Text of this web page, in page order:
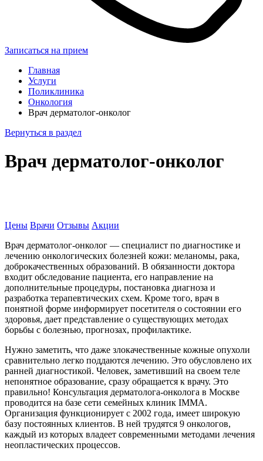
Записаться на прием
Главная
Услуги
Поликлиника
Онкология
Врач дерматолог-онколог
Вернуться в раздел
Врач дерматолог-онколог
Цены Врачи Отзывы Акции
Врач дерматолог-онколог — специалист по диагностике и
лечению онкологических болезней кожи: меланомы, рака,
доброкачественных образований. В обязанности доктора
входит обследование пациента, его направление на
дополнительные процедуры, постановка диагноза и
разработка терапевтических схем. Кроме того, врач в
понятной форме информирует посетителя о состоянии его
здоровья, дает представление о существующих методах
борьбы с болезнью, прогнозах, профилактике.
Нужно заметить, что даже злокачественные кожные опухоли
сравнительно легко поддаются лечению. Это обусловлено их
ранней диагностикой. Человек, заметивший на своем теле
непонятное образование, сразу обращается к врачу. Это
правильно! Консультация дерматолога-онколога в Москве
проводится на базе сети семейных клиник IMMA.
Организация функционирует с 2002 года, имеет широкую
базу постоянных клиентов. В ней трудятся 9 онкологов,
каждый из которых владеет современными методами лечения
неопластических процессов.